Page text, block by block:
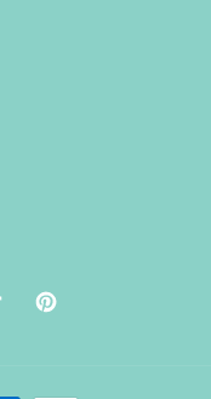
Pinterest